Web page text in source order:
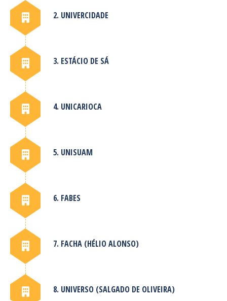
2. UNIVERCIDADE
3. ESTÁCIO DE SÁ
4. UNICARIOCA
5. UNISUAM
6. FABES
7. FACHA (HÉLIO ALONSO)
8. UNIVERSO (SALGADO DE OLIVEIRA)